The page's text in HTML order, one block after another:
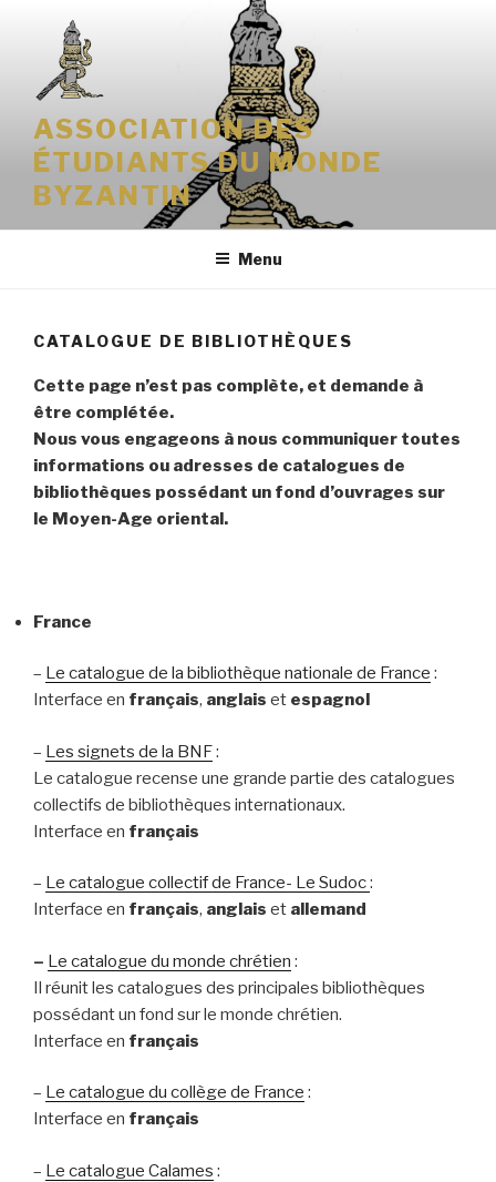
contenu
principal
ASSOCIATION DES
ÉTUDIANTS DU MONDE
BYZANTIN
Menu
CATALOGUE DE BIBLIOTHÈQUES
Cette page n’est pas complète, et demande à
être complétée.
Nous vous engageons à nous communiquer toutes
informations ou adresses de catalogues de
bibliothèques possédant un fond d’ouvrages sur
le Moyen-Age oriental.
France
– Le catalogue de la bibliothèque nationale de France :
Interface en français, anglais et espagnol
– Les signets de la BNF:
Le catalogue recense une grande partie des catalogues
collectifs de bibliothèques internationaux.
Interface en français
– Le catalogue collectif de France- Le Sudoc:
Interface en français, anglais et allemand
– Le catalogue du monde chrétien :
Il réunit les catalogues des principales bibliothèques
possédant un fond sur le monde chrétien.
Interface en français
– Le catalogue du collège de France :
Interface en français
– Le catalogue Calames :